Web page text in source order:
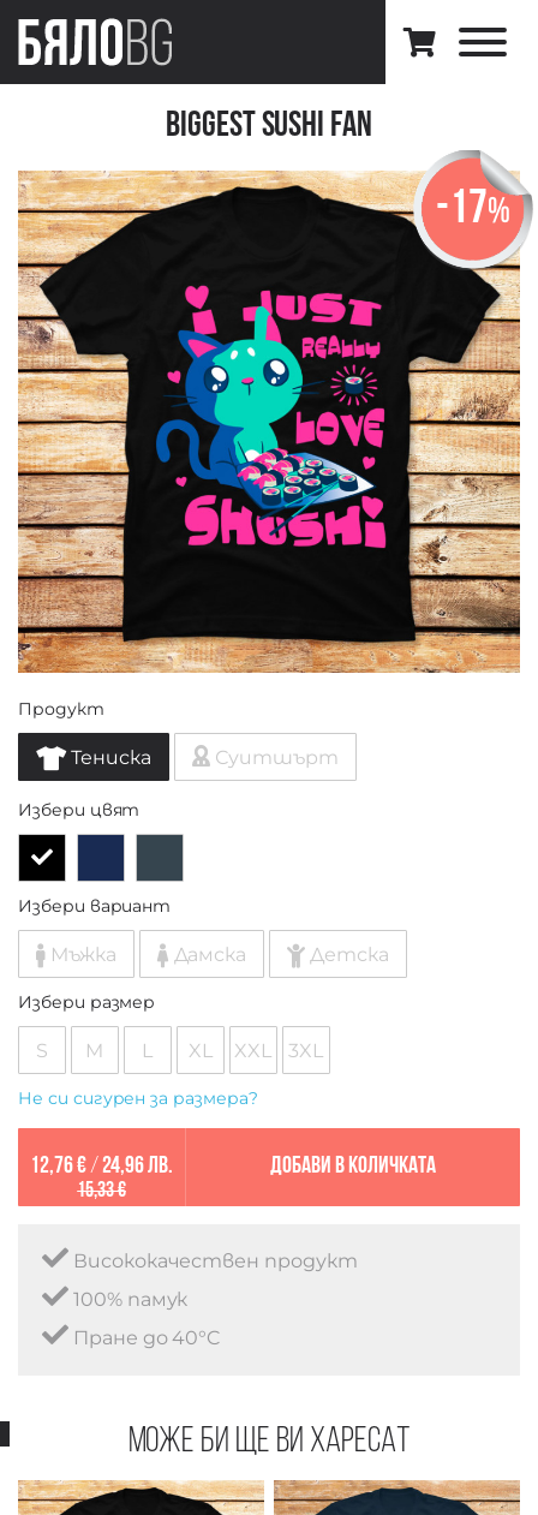
Biggest Sushi Fan
-17%
Продукт
Тениска Суитшърт
Избери цвят
Избери вариант
Мъжка Дамска Детска
Избери размер
S M L XL XXL 3XL
Не си сигурен за размера?
12,76 €/ 24,96 лв.
15,33 €
Добави в количката
Висококачествен продукт
100% памук
Пране до 40°C
Може би ще ви харесат